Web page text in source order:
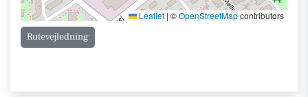
Leaflet | ©OpenStreetMapcontributors
Rutevejledning